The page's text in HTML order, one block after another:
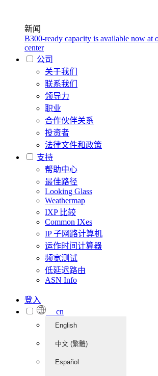
新闻
B300-ready capacity is available now at
center
公司
关于我们
联系我们
领导力
职业
合作伙伴关系
投资者
法律文件和政策
支持
帮助中心
最佳路径
Looking Glass
Weathermap
IXP 比较
Common IXes
IP 子网路计算机
运作时间计算器
频宽测试
低延迟路由
ASN Info
登入
cn
English
中文 (繁體)
Español